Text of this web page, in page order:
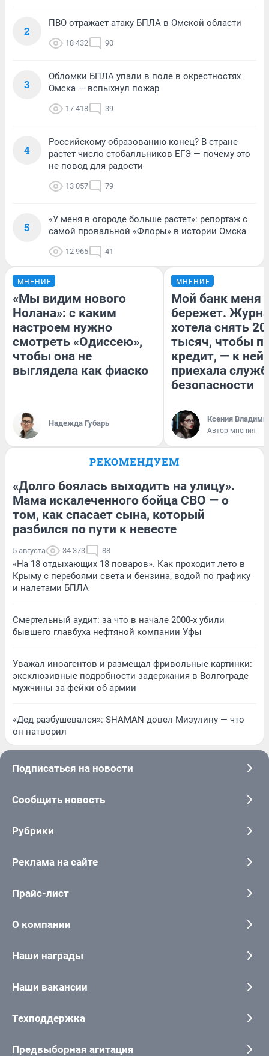
2
ПВО отражает атаку БПЛА в Омской области
18 432 90
3
Обломки БПЛА упали в поле в окрестностях
Омска — вспыхнул пожар
17 418 39
4
Российскому образованию конец? В стране
растет число стобалльников ЕГЭ — почему это
не повод для радости
13 057 79
5
«У меня в огороде больше растет»: репортаж с
самой провальной «Флоры» в истории Омска
12 965 41
МНЕНИЕ
«Мы видим нового
Нолана»: с каким
настроем нужно
смотреть «Одиссею»,
чтобы она не
выглядела как фиаско
Надежда Губарь
МНЕНИЕ
Мой банк меня
бережет.
хотела снять
тысяч, чтобы
кредит, — к
приехала
безопасности
Ксения
Автор мнения
РЕКОМЕНДУЕМ
«Долго боялась выходить на улицу».
Мама искалеченного бойца СВО — о
том, как спасает сына, который
разбился по пути к невесте
5 августа 34 373 88
«На 18 отдыхающих 18 поваров». Как проходит лето в
Крыму с перебоями света и бензина, водой по графику
и налетами БПЛА
Смертельный аудит: за что в начале 2000-х убили
бывшего главбуха нефтяной компании Уфы
Уважал иноагентов и размещал фривольные картинки:
эксклюзивные подробности задержания в Волгограде
мужчины за фейки об армии
«Дед разбушевался»: SHAMAN довел Мизулину — что
он натворил
Подписаться на новости
Сообщить новость
Рубрики
Реклама на сайте
Прайс-лист
О компании
Наши награды
Наши вакансии
Техподдержка
Предвыборная агитация